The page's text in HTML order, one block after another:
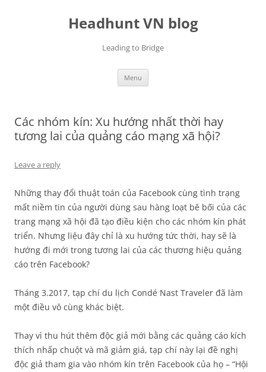
Headhunt VN blog
Leading to Bridge
Menu
Các nhóm kín: Xu hướng nhất thời hay
tương lai của quảng cáo mạng xã hội?
Leave a reply
Những thay đổi thuật toán của Facebook cùng tình trạng
mất niềm tin của người dùng sau hàng loạt bê bối của các
trang mạng xã hội đã tạo điều kiện cho các nhóm kín phát
triển. Nhưng liệu đây chỉ là xu hướng tức thời, hay sẽ là
hướng đi mới trong tương lai của các thương hiệu quảng
cáo trên Facebook?
Tháng 3.2017, tạp chí du lịch Condé Nast Traveler đã làm
một điều vô cùng khác biệt.
Thay vì thu hút thêm độc giả mới bằng các quảng cáo kích
thích nhấp chuột và mã giảm giá, tạp chí này lại đề nghị
độc giả tham gia vào nhóm kín trên Facebook của họ – “Hội